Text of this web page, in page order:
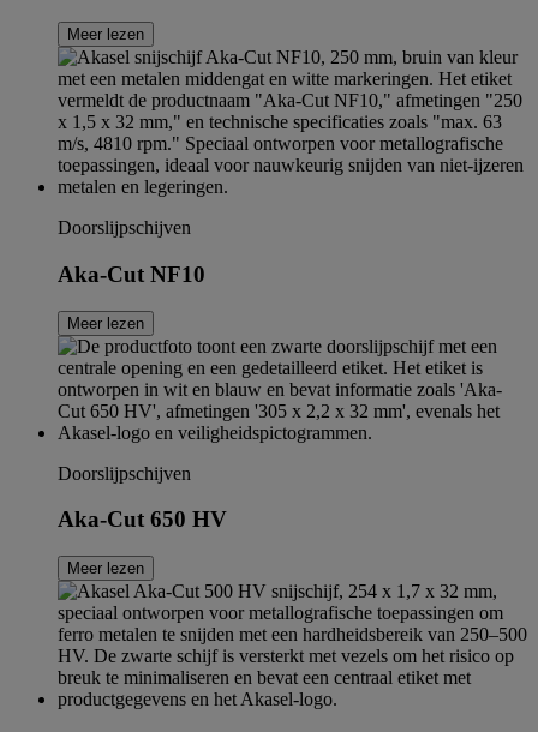
Meer lezen
Doorslijpschijven
Aka-Cut NF10
Meer lezen
Doorslijpschijven
Aka-Cut 650 HV
Meer lezen